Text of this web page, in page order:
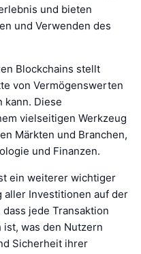
und bieten
und Verwenden des
Blockchains stellt
von Vermögenswerten
kann. Diese
vielseitigen Werkzeug
Märkten und Branchen,
und Finanzen.
ein weiterer wichtiger
aller Investitionen auf der
jede Transaktion
was den Nutzern
Sicherheit ihrer